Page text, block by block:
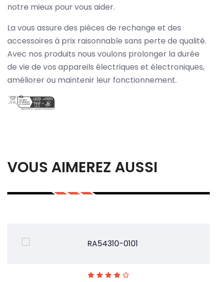
notre mieux pour vous aider.
La vous assure des pièces de rechange et des
accessoires à prix raisonnable sans perte de qualité.
Avec nos produits nous voulons prolonger la durée
de vie de vos appareils électriques et électroniques,
améliorer ou maintenir leur fonctionnement.
VOUS AIMEREZ AUSSI